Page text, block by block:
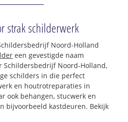
strak schilderwerk
Noord-Holland
een gevestigde naam
Schildersbedrijf Noord-Holland,
schilders in die perfect
en houtrotreparaties in
ook behangen, stucwerk en
bijvoorbeeld kastdeuren. Bekijk